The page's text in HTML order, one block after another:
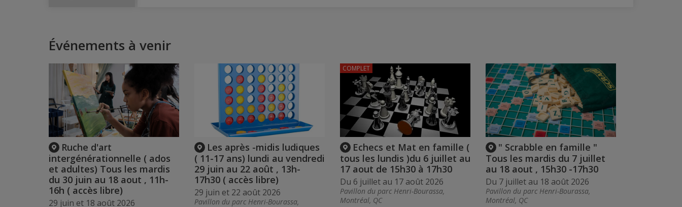
Événements à venir
Ruche d'art
intergénérationnelle ( ados
et adultes) Tous les mardis
du 30 juin au 18 aout , 11h-
16h ( accès libre)
29 juin et 18 août 2026
Les après -midis ludiques
( 11-17 ans) lundi au vendredi
29 juin au 22 août , 13h-
17h30 ( accès libre)
29 juin et 22 août 2026
Pavillon du parc Henri-Bourassa,
Echecs et Mat en famille (
tous les lundis )du 6 juillet au
17 aout de 15h30 à 17h30
Du 6 juillet au 17 août 2026
Pavillon du parc Henri-Bourassa,
Montréal, QC
COMPLET
" Scrabble en famille "
Tous les mardis du 7 juillet
au 18 aout , 15h30 -17h30
Du 7 juillet au 18 août 2026
Pavillon du parc Henri-Bourassa,
Montréal, QC